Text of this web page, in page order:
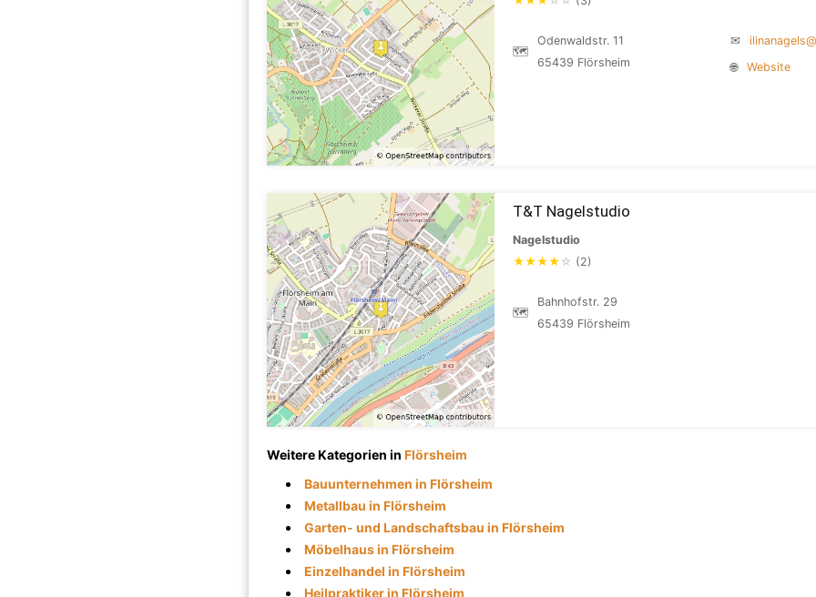
🗺
Odenwaldstr. 11
65439 Flörsheim
✉
🌐
Website
T&T Nagelstudio
Nagelstudio
★★★★ ☆ (2)
🗺
Bahnhofstr. 29
65439 Flörsheim
Weitere Kategorien in Flörsheim
Bauunternehmen in Flörsheim
Metallbau in Flörsheim
Garten- und Landschaftsbau in Flörsheim
Möbelhaus in Flörsheim
Einzelhandel in Flörsheim
Heilpraktiker in Flörsheim